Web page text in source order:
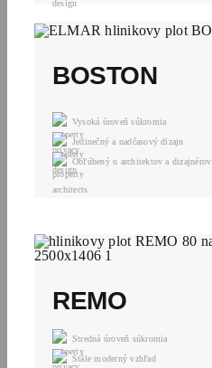
BOSTON
Vysoká úroveň súkromia
Jedinečný a nadčasový dizajn
Obľúbený u architektov a dizajnérov
REMO
Stredná úroveň súkromia
Stále moderný vzhľad